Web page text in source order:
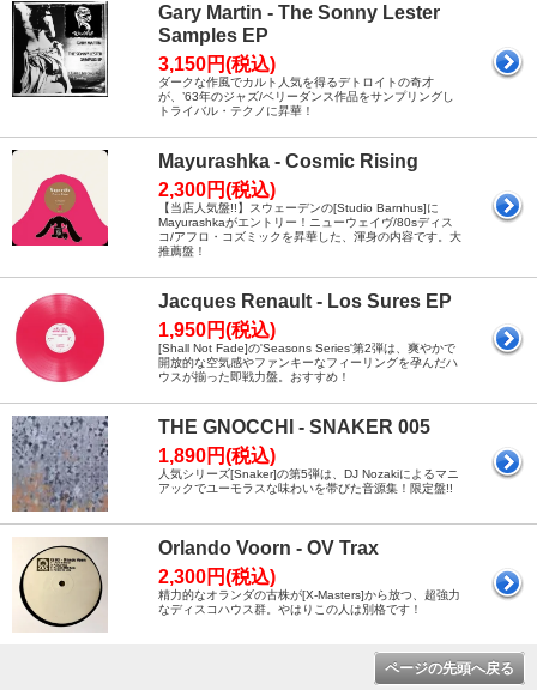
Gary Martin - The Sonny Lester
Samples EP
3,150円(税込)
ダークな作風でカルト人気を得るデトロイトの奇才
が、’63年のジャズ/ベリーダンス作品をサンプリングし
トライバル・テクノに昇華！
Mayurashka - Cosmic Rising
2,300円(税込)
【当店人気盤!!】スウェーデンの[Studio Barnhus]に
Mayurashkaがエントリー！ニューウェイヴ/80sディス
コ/アフロ・コズミックを昇華した、渾身の内容です。大
推薦盤！
Jacques Renault - Los Sures EP
1,950円(税込)
[Shall Not Fade]の'Seasons Series'第2弾は、爽やかで
開放的な空気感やファンキーなフィーリングを孕んだハ
ウスが揃った即戦力盤。おすすめ！
THE GNOCCHI - SNAKER 005
1,890円(税込)
人気シリーズ[Snaker]の第5弾は、DJ Nozakiによるマニ
アックでユーモラスな味わいを帯びた音源集！限定盤!!
Orlando Voorn - OV Trax
2,300円(税込)
精力的なオランダの古株が[X-Masters]から放つ、超強力
なディスコハウス群。やはりこの人は別格です！
ページの先頭へ戻る